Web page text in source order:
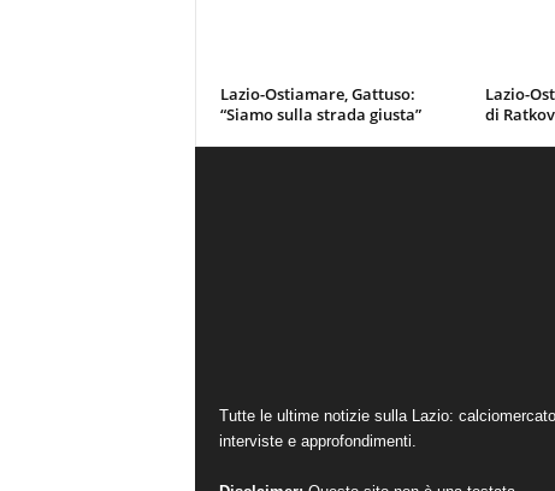
Lazio-Ostiamare, Gattuso:
“Siamo sulla strada giusta”
Lazio-
di
Tutte le ultime notizie sulla Lazio:
interviste e approfondimenti.